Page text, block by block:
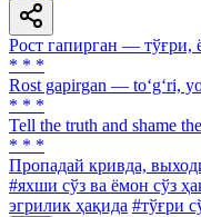
Рост гапирган — тўғри,
* * *
Rost gapirgan — to‘g‘ri,
* * *
Tell the truth and shame
* * *
Пропадай кривда,
#яхши сўз ва ёмон сўз
эгрилик ҳақида #тўғри